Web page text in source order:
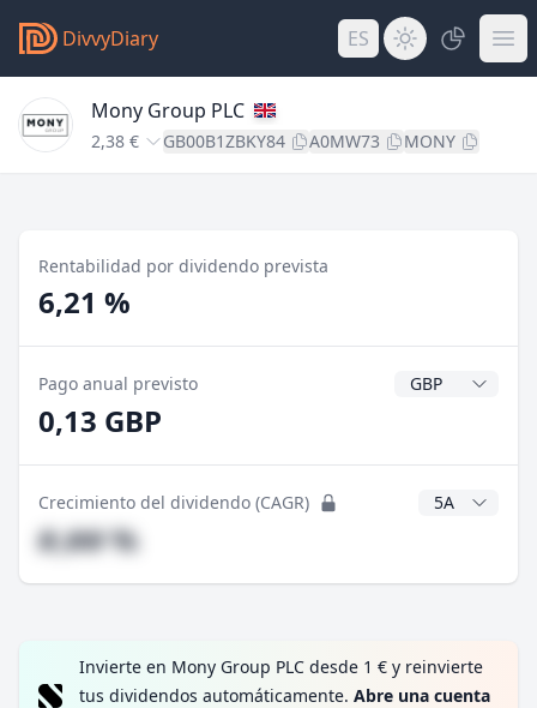
DivvyDiary ES
Mony Group PLC
2,38 € GB00B1ZBKY84 A0MW73 MONY
Rentabilidad por dividendo prevista
6,21 %
Pago anual previsto Divisa del
0,13 GBP
Crecimiento del dividendo (CAGR) Años CAGR
#,## %
Invierte en Mony Group PLC desde 1 € y reinvierte
tus dividendos automáticamente. Abre una cuenta